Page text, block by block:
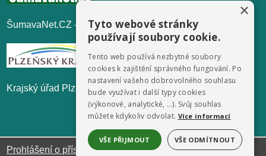
ŠumavaNet.CZ - informace o regionu
Krajský úřad Plzeňského kraje
Prohlášení o přístupnosti
×
Tyto webové stránky
používají soubory cookie.
Tento web používá nezbytné soubory
cookies k zajištění správného fungování. Po
nastavení vašeho dobrovolného souhlasu
bude využívat i další typy cookies
(výkonové, analytické, …). Svůj souhlas
můžete kdykoliv odvolat. Více informací
VŠE PŘIJMOUT VŠE ODMÍTNOUT